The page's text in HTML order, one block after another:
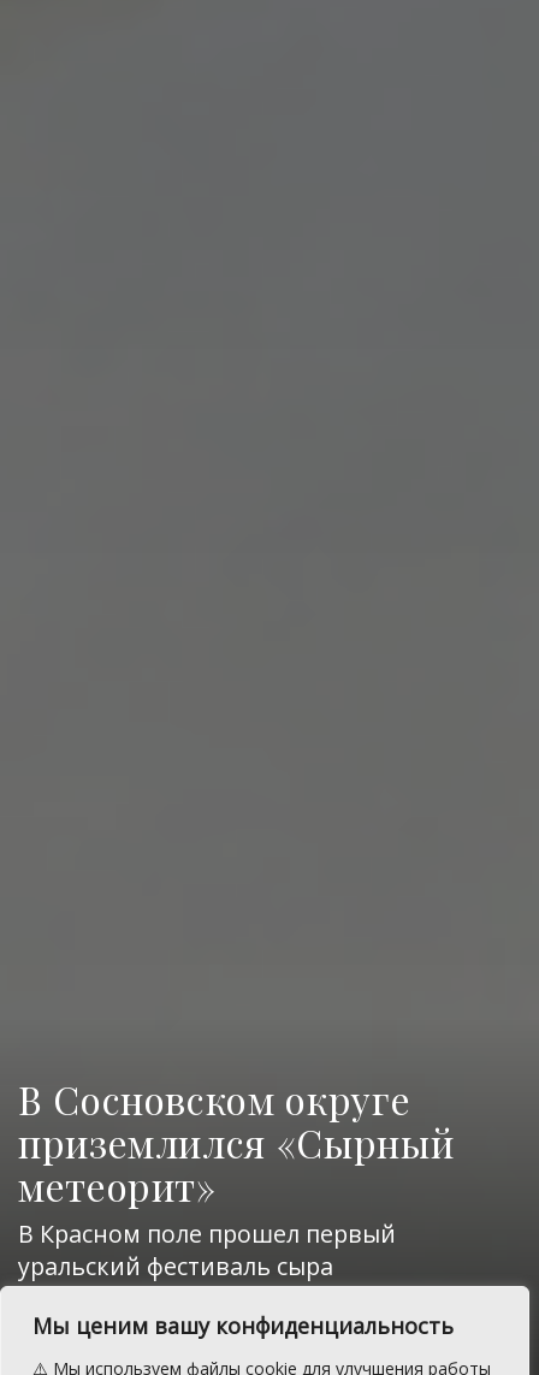
Мы ценим вашу конфиденциальность
⚠️ Мы используем файлы cookie для улучшения работы
В Сосновском округе
приземлился «Сырный
метеорит»
В Красном поле прошел первый
уральский фестиваль сыра
Воскресенье, 24 мая 2026 г. Время на чтение: 3 мин.